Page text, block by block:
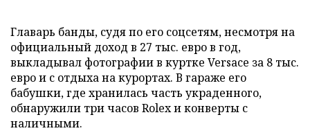
Главарь банды, судя по его соцсетям, несмотря на
официальный доход в 27 тыс. евро в год,
выкладывал фотографии в куртке Versace за 8 тыс.
евро и с отдыха на курортах. В гараже его
бабушки, где хранилась часть украденного,
обнаружили три часов Rolex и конверты с
наличными.